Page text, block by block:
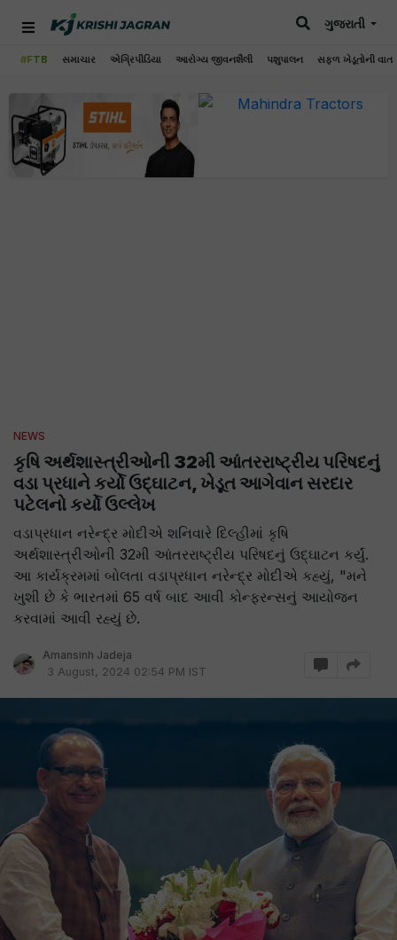
#FTB સમાચાર એગ્રિપીડિયા આરોગ્ય જીવનશૈલી પશુપાલન સફળ ખેડૂતોની વાત
ગુજરાતી
NEWS
કૃષિ અર્થશાસ્ત્રીઓની 32મી આંતરરાષ્ટ્રીય પરિષદનું
વડા પ્રધાને કર્યો ઉદ્ઘાટન, ખેડૂત આગેવાન સરદાર
પટેલનો કર્યો ઉલ્લેખ
વડાપ્રધાન નરેન્દ્ર મોદીએ શનિવારે દિલ્હીમાં કૃષિ
અર્થશાસ્ત્રીઓની 32મી આંતરરાષ્ટ્રીય પરિષદનું ઉદ્ઘાટન કર્યું.
આ કાર્યક્રમમાં બોલતા વડાપ્રધાન નરેન્દ્ર મોદીએ કહ્યું, "મને
ખુશી છે કે ભારતમાં 65 વર્ષ બાદ આવી કોન્ફરન્સનું આયોજન
કરવામાં આવી રહ્યું છે.
Amansinh Jadeja
3 August, 2024 02:54 PM IST